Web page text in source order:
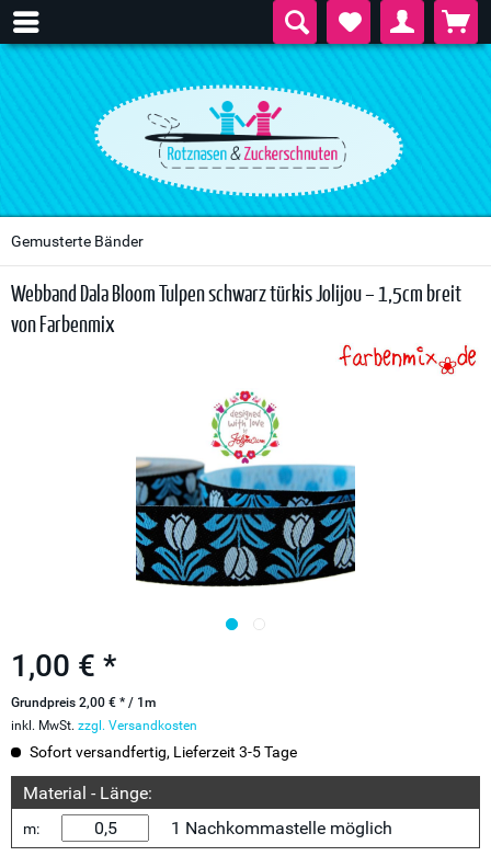
Gemusterte Bänder
Webband Dala Bloom Tulpen schwarz türkis Jolijou – 1,5cm breit
von Farbenmix
1,00 € *
Grundpreis 2,00 € * / 1m
inkl. MwSt. zzgl. Versandkosten
Sofort versandfertig, Lieferzeit 3-5 Tage
Material - Länge:
m: 1 Nachkommastelle möglich